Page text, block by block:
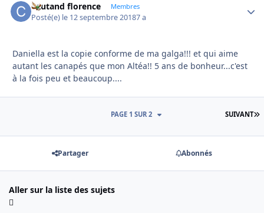
coutand florence Membres
Posté(e) le 12 septembre 20187 a
Daniella est la copie conforme de ma galga!!! et qui aime
autant les canapés que mon Altéa!! 5 ans de bonheur...c'est
à la fois peu et beaucoup....
SUIVANT
PAGE 1 SUR 2
Partager Abonnés
Aller sur la liste des sujets